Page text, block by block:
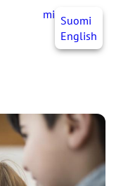
mittJHL SV
Suomi
English